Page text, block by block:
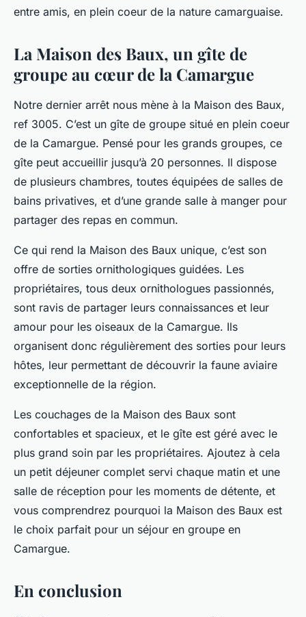
entre amis, en plein coeur de la nature camarguaise.
La Maison des Baux, un gîte de
groupe au cœur de la Camargue
Notre dernier arrêt nous mène à la Maison des Baux,
ref 3005. C’est un gîte de groupe situé en plein coeur
de la Camargue. Pensé pour les grands groupes, ce
gîte peut accueillir jusqu’à 20 personnes. Il dispose
de plusieurs chambres, toutes équipées de salles de
bains privatives, et d’une grande salle à manger pour
partager des repas en commun.
Ce qui rend la Maison des Baux unique, c’est son
offre de sorties ornithologiques guidées. Les
propriétaires, tous deux ornithologues passionnés,
sont ravis de partager leurs connaissances et leur
amour pour les oiseaux de la Camargue. Ils
organisent donc régulièrement des sorties pour leurs
hôtes, leur permettant de découvrir la faune aviaire
exceptionnelle de la région.
Les couchages de la Maison des Baux sont
confortables et spacieux, et le gîte est géré avec le
plus grand soin par les propriétaires. Ajoutez à cela
un petit déjeuner complet servi chaque matin et une
salle de réception pour les moments de détente, et
vous comprendrez pourquoi la Maison des Baux est
le choix parfait pour un séjour en groupe en
Camargue.
En conclusion